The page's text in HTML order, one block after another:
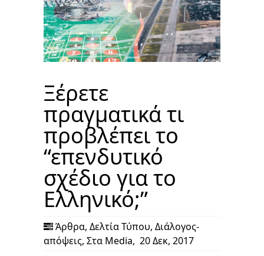
Ξέρετε
πραγματικά τι
προβλέπει το
“επενδυτικό
σχέδιο για το
Ελληνικό;”
Άρθρα, Δελτία Τύπου, Διάλογος-
απόψεις, Στα Media, 20 Δεκ, 2017